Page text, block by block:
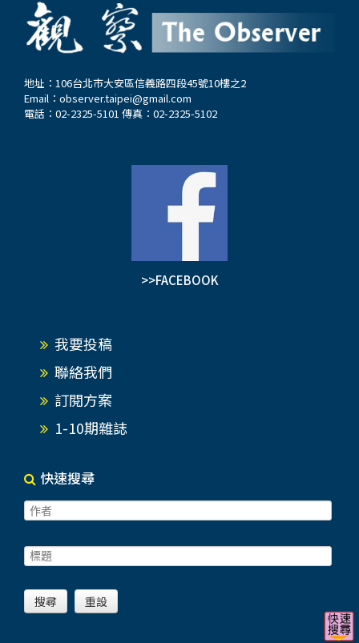
地址：106台北市大安區信義路四段45號10樓之2
Email： observer.taipei@gmail.com
電話：02-2325-5101 傳真：02-2325-5102
>>FACEBOOK
我要投稿
聯絡我們
訂閱方案
1-10期雜誌
快速搜尋